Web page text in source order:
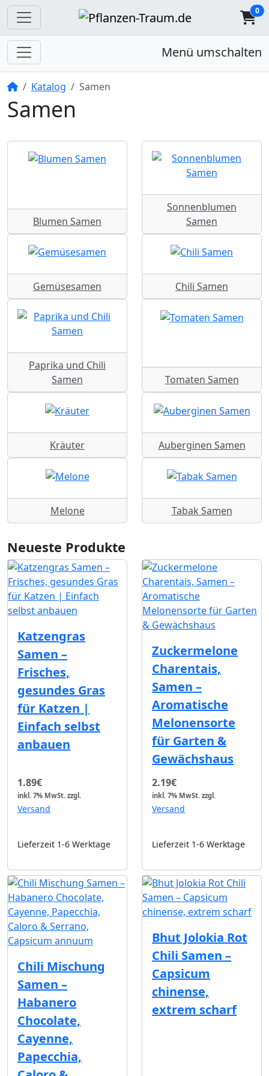
0
Menü umschalten
Startseite
Katalog Samen
Samen
Blumen Samen
Sonnenblumen
Samen
Gemüsesamen Chili Samen
Paprika und Chili
Samen
Tomaten Samen
Kräuter Auberginen Samen
Melone Tabak Samen
Neueste Produkte
Katzengras
Samen –
Frisches,
gesundes Gras
für Katzen |
Einfach selbst
anbauen
1.89€
inkl. 7% MwSt. zzgl.
Versand
Lieferzeit 1-6 Werktage
Zuckermelone
Charentais,
Samen –
Aromatische
Melonensorte
für Garten &
Gewächshaus
2.19€
inkl. 7% MwSt. zzgl.
Versand
Lieferzeit 1-6 Werktage
Chili Mischung
Samen –
Habanero
Chocolate,
Cayenne,
Papecchia,
Bhut Jolokia Rot
Chili Samen –
Capsicum
chinense,
extrem scharf